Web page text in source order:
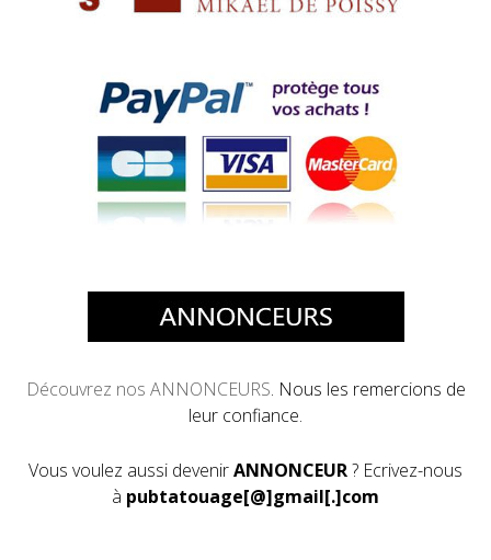
Découvrez nos ANNONCEURS. Nous les remercions de
leur confiance.
Vous voulez aussi devenirANNONCEUR? Ecrivez-nous
à pubtatouage[@]gmail[.]com